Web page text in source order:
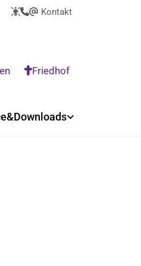
@ Kontakt
Friedhof